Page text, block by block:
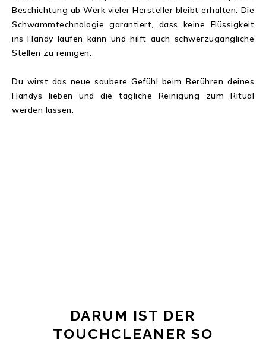
Beschichtung ab Werk vieler Hersteller bleibt erhalten. Die
Schwammtechnologie garantiert, dass keine Flüssigkeit
ins Handy laufen kann und hilft auch schwerzugängliche
Stellen zu reinigen.
Du wirst das neue saubere Gefühl beim Berühren deines
Handys lieben und die tägliche Reinigung zum Ritual
werden lassen.
DARUM IST DER
TOUCHCLEANER SO